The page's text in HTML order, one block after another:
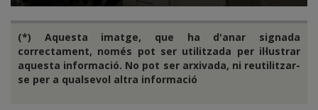
(*) Aquesta imatge, que ha d'anar signada
correctament, només pot ser utilitzada per il·lustrar
aquesta informació. No pot ser arxivada, ni reutilitzar-
se per a qualsevol altra informació